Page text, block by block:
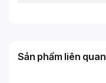
Sản phẩm liên quan